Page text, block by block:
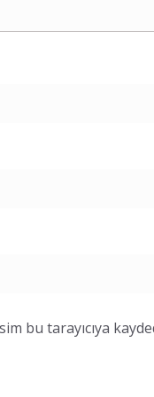
bu tarayıcıya